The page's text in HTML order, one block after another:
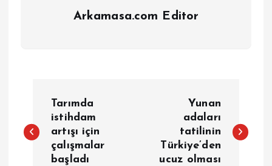
Arkamasa.com Editor
a
Tarımda
istihdam
artışı için
çalışmalar
başladı
Yunan
adaları
tatilinin
Türkiye’den
ucuz olması